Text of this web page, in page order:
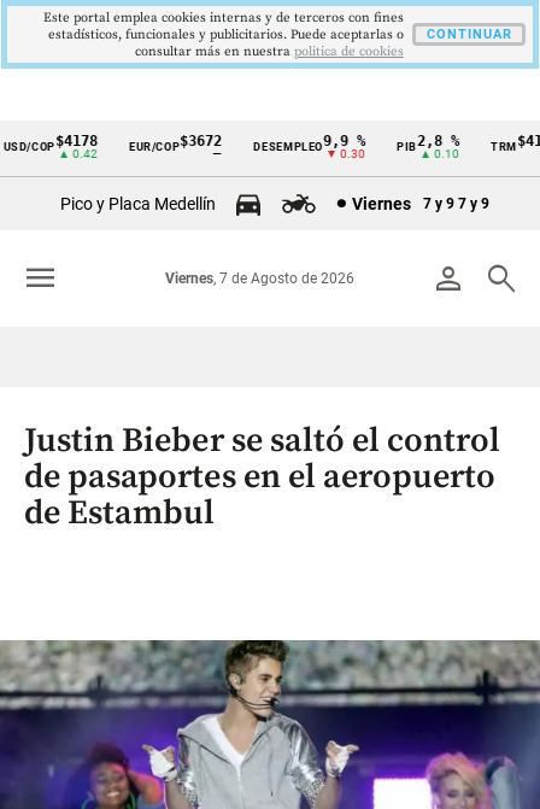
Cintillo
Colombia
COP$4178
▲ 0.42
EUR/COP$3672 DESEMPLEO 9,9 %
▼ 0.30
PIB2,8 %
▲ 0.10
TRM
Pico y Placa Medellín Viernes 7 y 9 7 y 9
person search
Viernes, 7 de Agosto de 2026
menu
Justin Bieber se saltó el control
de pasaportes en el aeropuerto
de Estambul
Este portal emplea cookies internas y de terceros con fines
estadísticos, funcionales y publicitarios. Puede aceptarlas o
consultar más en nuestra politica de cookies
CONTINUAR